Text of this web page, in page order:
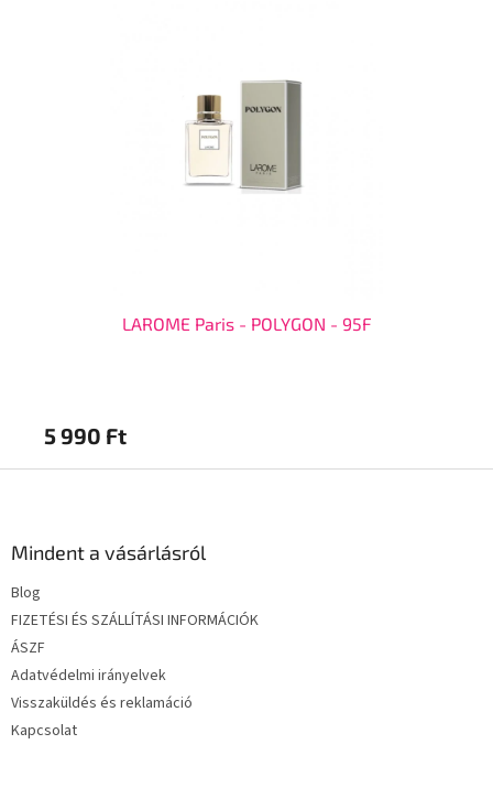
LAROME Paris - POLYGON - 95F
5 990 Ft
Mindent a vásárlásról
Blog
FIZETÉSI ÉS SZÁLLÍTÁSI INFORMÁCIÓK
ÁSZF
Adatvédelmi irányelvek
Visszaküldés és reklamáció
Kapcsolat